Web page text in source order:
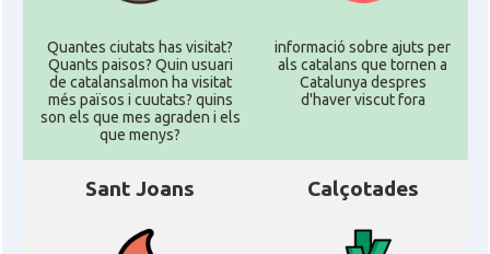
Quantes ciutats has visitat?
Quants paisos? Quin usuari
de catalansalmon ha visitat
més països i cuutats? quins
son els que mes agraden i els
que menys?
informació sobre ajuts per
als catalans que tornen a
Catalunya despres
d'haver viscut fora
Sant Joans Calçotades